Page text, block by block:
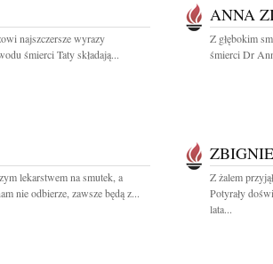
najszczersze wyrazy
śmierci Taty składają...
ANNA
Z głębokim
śmierci Dr
lekarstwem na smutek, a
nie odbierze, zawsze będą z...
Z żalem
Potyrały
lata...